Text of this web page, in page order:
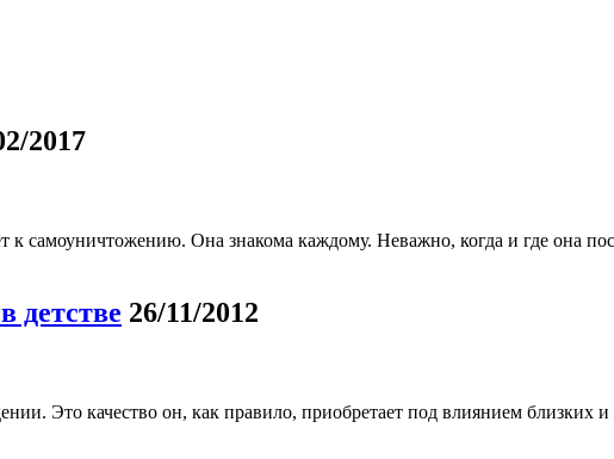
2017
самоуничтожению. Она знакома каждому. Неважно, когда и где она
детстве 26/11/2012
Это качество он, как правило, приобретает под влиянием